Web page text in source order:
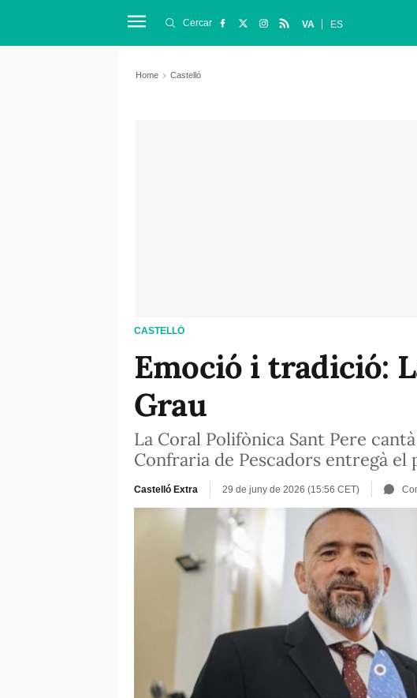
Cercar VA ES
Home Castelló
CASTELLÓ
Emoció i tradició:
Grau
La Coral Polifònica Sant Pere
Confraria de Pescadors entregà
Castelló Extra 29 de juny de 2026 (15:56 CET)